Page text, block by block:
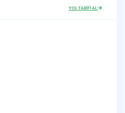
YOL TARİFİ AL